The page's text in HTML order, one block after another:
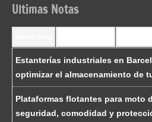
Ultimas Notas
Estanterías industriales en
optimizar el almacenamiento de
Plataformas flotantes para moto
seguridad, comodidad y